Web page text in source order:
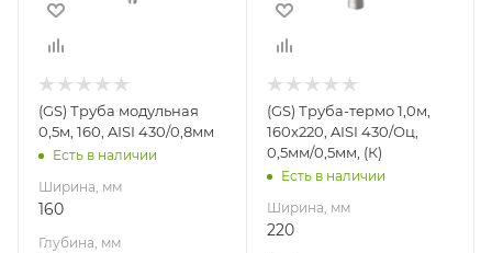
500
Материал
Нержавеющая
сталь
Производитель
(GS) Труба модульная
0,5м, 160, AISI 430/0,8мм
Есть в наличии
Ширина, мм
160
Глубина, мм
1000
Материал
Нержавеющая
сталь/
Оцинкованная
сталь
Гефест-Сталь
(GS) Труба-термо 1,0м,
160х220, AISI 430/Оц,
0,5мм/0,5мм, (К)
Есть в наличии
Ширина, мм
220